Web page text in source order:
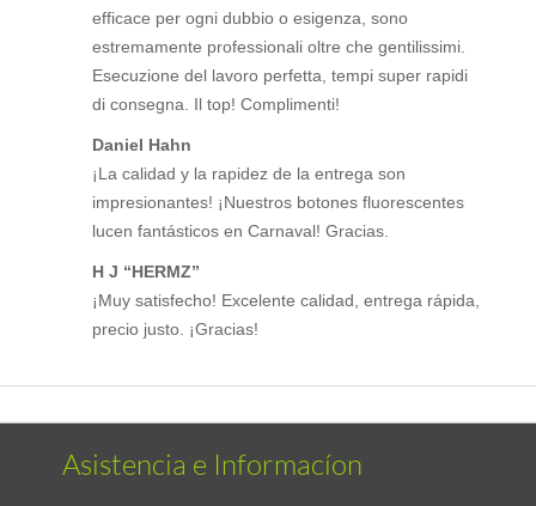
efficace per ogni dubbio o esigenza, sono
estremamente professionali oltre che gentilissimi.
Esecuzione del lavoro perfetta, tempi super rapidi
di consegna. Il top! Complimenti!
Daniel Hahn
¡La calidad y la rapidez de la entrega son
impresionantes! ¡Nuestros botones fluorescentes
lucen fantásticos en Carnaval! Gracias.
H J “HERMZ”
¡Muy satisfecho! Excelente calidad, entrega rápida,
precio justo. ¡Gracias!
Asistencia e Informacíon